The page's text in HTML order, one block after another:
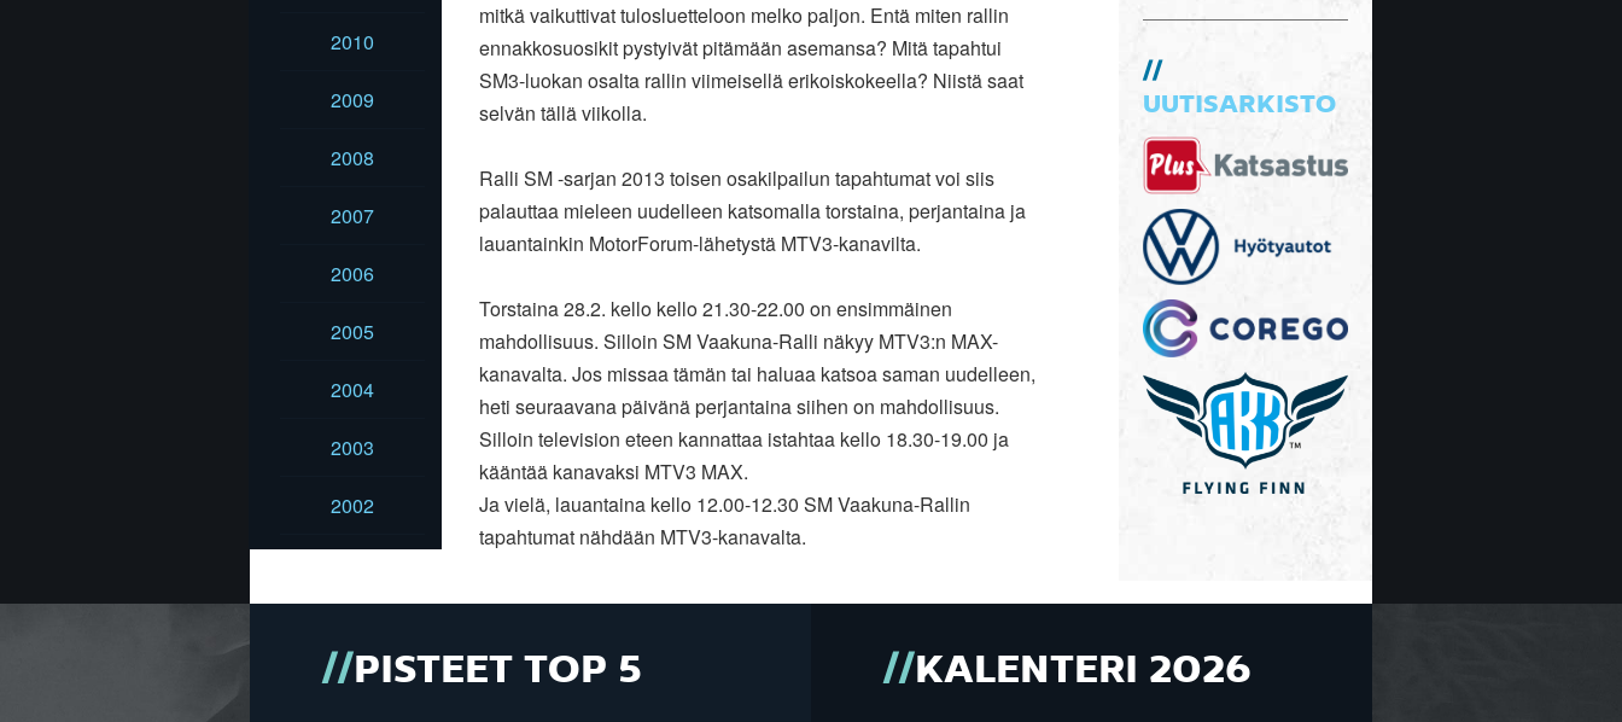
2010
2009
2008
2007
2006
2005
2004
2003
2002
mitkä vaikuttivat tulosluetteloon melko paljon. Entä miten rallin
ennakkosuosikit pystyivät pitämään asemansa? Mitä tapahtui
SM3-luokan osalta rallin viimeisellä erikoiskokeella? Niistä saat
selvän tällä viikolla.
Ralli SM -sarjan 2013 toisen osakilpailun tapahtumat voi siis
palauttaa mieleen uudelleen katsomalla torstaina, perjantaina ja
lauantainkin MotorForum-lähetystä MTV3-kanavilta.
Torstaina 28.2. kello kello 21.30-22.00 on ensimmäinen
mahdollisuus. Silloin SM Vaakuna-Ralli näkyy MTV3:n MAX-
kanavalta. Jos missaa tämän tai haluaa katsoa saman uudelleen,
heti seuraavana päivänä perjantaina siihen on mahdollisuus.
Silloin television eteen kannattaa istahtaa kello 18.30-19.00 ja
kääntää kanavaksi MTV3 MAX.
Ja vielä, lauantaina kello 12.00-12.30 SM Vaakuna-Rallin
tapahtumat nähdään MTV3-kanavalta.
UUTISARKISTO
PISTEET TOP 5 KALENTERI 2026